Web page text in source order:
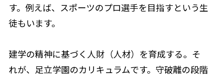
す。例えば、スポーツのプロ選手を目指すという生
徒もいます。
建学の精神に基づく人財（人材）を育成する。そ
れが、足立学園のカリキュラムです。守破離の段階